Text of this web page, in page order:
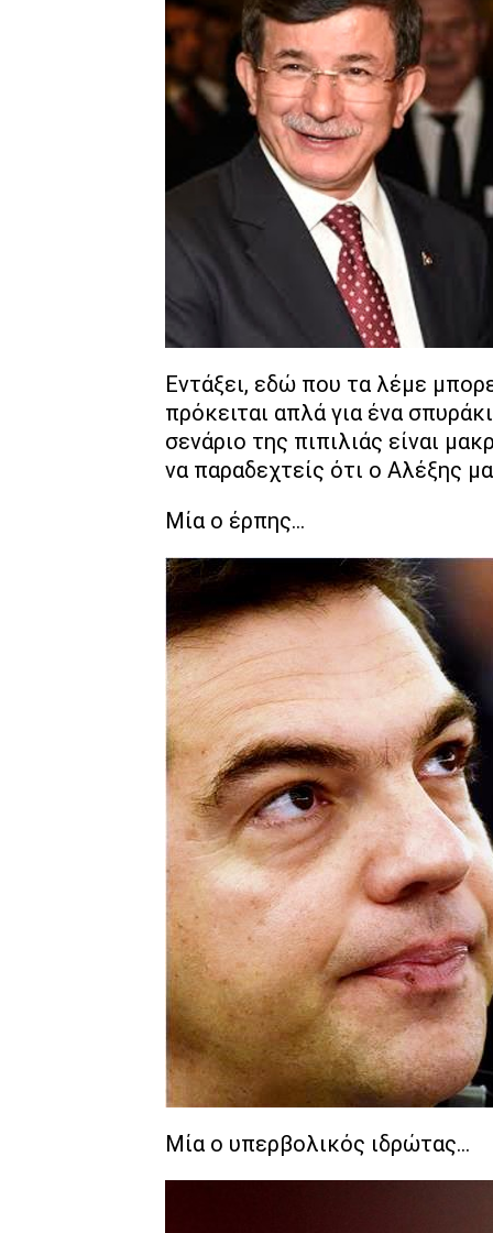
Εντάξει, εδώ που τα λέμε
πρόκειται απλά για ένα
σενάριο της πιπιλιάς είναι
να παραδεχτείς ότι ο Αλέξης
Μία ο έρπης...
Μία ο υπερβολικός ιδρώτας...